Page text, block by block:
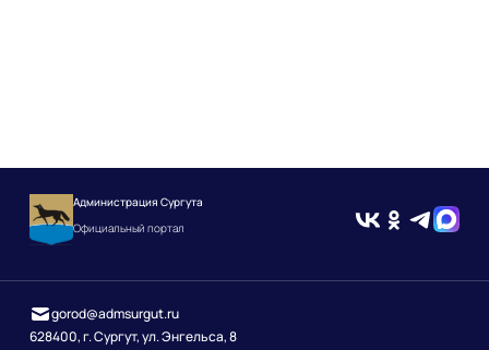
Администрация Сургута
Официальный портал
628400, г. Сургут, ул. Энгельса, 8
gorod@admsurgut.ru